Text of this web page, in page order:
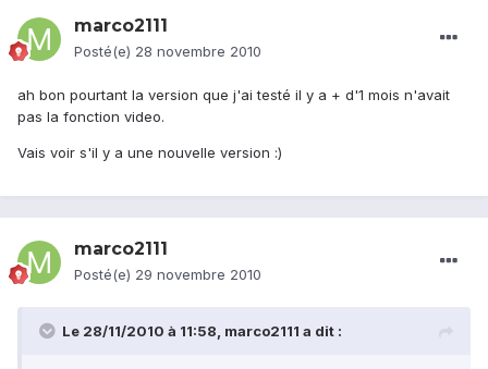
marco2111
Posté(e) 28 novembre 2010
ah bon pourtant la version que j'ai testé il y a + d'1 mois n'avait
pas la fonction video.
Vais voir s'il y a une nouvelle version :)
marco2111
Posté(e) 29 novembre 2010
Le 28/11/2010 à 11:58, marco2111 a dit :